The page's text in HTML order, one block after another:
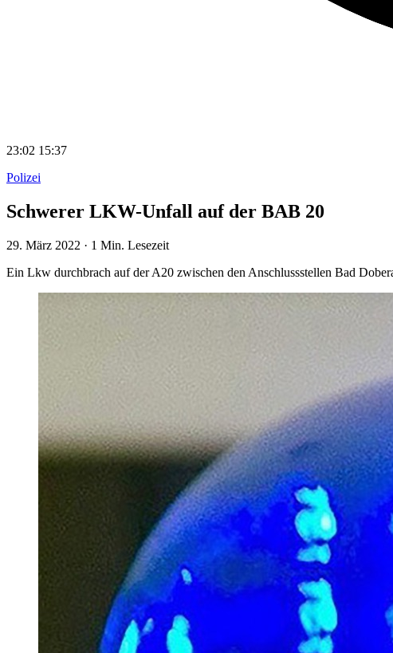
23:02 15:37
Polizei
Schwerer LKW-Unfall auf der BAB 20
29. März 2022 · 1 Min. Lesezeit
Ein Lkw durchbrach auf der A20 zwischen den Anschlussstellen Bad